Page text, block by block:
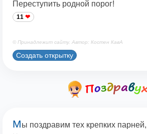
Переступить родной порог!
11
© Принадлежит сайту. Автор: Костен КавА
Создать открытку
Мы поздравим тех крепких парней,